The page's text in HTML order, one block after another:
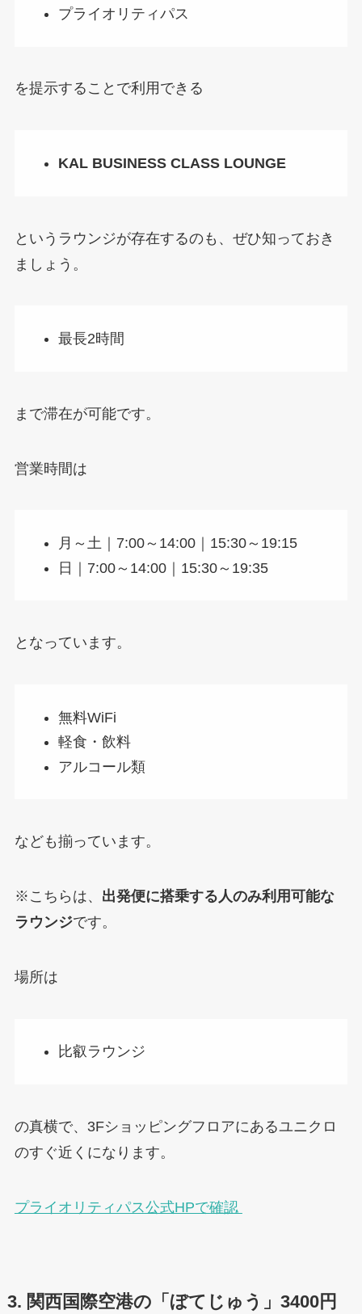
プライオリティパス
を提示することで利用できる
KAL BUSINESS CLASS LOUNGE
というラウンジが存在するのも、ぜひ知っておき
ましょう。
最長2時間
まで滞在が可能です。
営業時間は
月～土｜7:00～14:00｜15:30～19:15
日｜7:00～14:00｜15:30～19:35
となっています。
無料WiFi
軽食・飲料
アルコール類
なども揃っています。
※こちらは、 出発便に搭乗する人のみ利用可能な
ラウンジです。
場所は
比叡ラウンジ
の真横で、3Fショッピングフロアにあるユニクロ
のすぐ近くになります。
プライオリティパス公式HPで確認
3. 関西国際空港の「ぼてじゅう」3400円